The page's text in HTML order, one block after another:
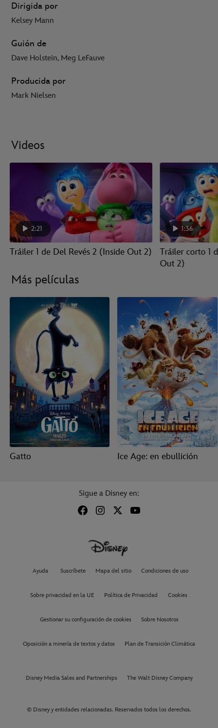
Dirigida por
Kelsey Mann
Guión de
Dave Holstein, Meg LeFauve
Producida por
Mark Nielsen
Videos
2:21
Tráiler 1 de Del Revés 2 (Inside Out 2)
1:36
Tráiler corto 1
Out 2)
Más películas
Gatto Ice Age: en ebullición
Sigue a Disney en:
Ayuda Suscríbete Mapa del sitio Condiciones de uso
Sobre privacidad en la UE Política de Privacidad Cookies
Gestionar su configuración de cookies Sobre Nosotros
Oposición a minería de textos y datos Plan de Transición Climática
Disney Media Sales and Partnerships The Walt Disney Company
© Disney y entidades relacionadas. Reservados todos los derechos.